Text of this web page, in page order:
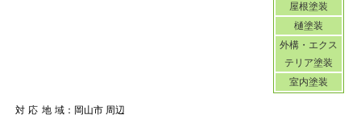
屋根塗装
樋塗装
外構・エクス
テリア塗装
室内塗装
対応地域：岡山市 周辺